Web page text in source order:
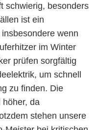
schwierig, besonders
ist ein
wenn
im Winter
prüfen sorgfältig
um schnell
zu finden. Die
da
stehen unsere